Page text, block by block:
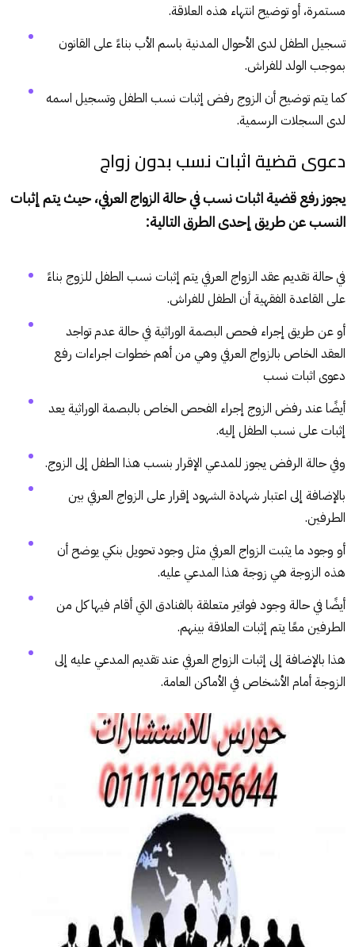
مستمرة، أو توضيح انتهاء هذه العلاقة.
تسجيل الطفل لدى الأحوال المدنية باسم الأب بناءً على القانون
بموجب الولد للفراش.
كما يتم توضيح أن الزوج رفض إثبات نسب الطفل وتسجيل اسمه
لدى السجلات الرسمية.
دعوى قضية اثبات نسب بدون زواج
يجوز رفع قضية اثبات نسب في حالة الزواج العرفي، حيث يتم إثبات
النسب عن طريق إحدى الطرق التالية:
في حالة تقديم عقد الزواج العرفي يتم إثبات نسب الطفل للزوج بناءً
على القاعدة الفقهية أن الطفل للفراش.
أو عن طريق إجراء فحص البصمة الوراثية في حالة عدم تواجد
العقد الخاص بالزواج العرفي وهي من أهم خطوات اجراءات رفع
دعوى اثبات نسب
أيضًا عند رفض الزوج إجراء الفحص الخاص بالبصمة الوراثية يعد
إثبات على نسب الطفل إليه.
وفي حالة الرفض يجوز للمدعي الإقرار بنسب هذا الطفل إلى الزوج.
بالإضافة إلى اعتبار شهادة الشهود إقرار على الزواج العرفي بين
الطرفين.
أو وجود ما يثبت الزواج العرفي مثل وجود تحويل بنكي يوضح أن
هذه الزوجة هي زوجة هذا المدعي عليه.
أيضًا في حالة وجود فواتير متعلقة بالفنادق التي أقام فيها كل من
الطرفين معًا يتم إثبات العلاقة بينهم.
هذا بالإضافة إلى إثبات الزواج العرفي عند تقديم المدعي عليه إلى
الزوجة أمام الأشخاص في الأماكن العامة.